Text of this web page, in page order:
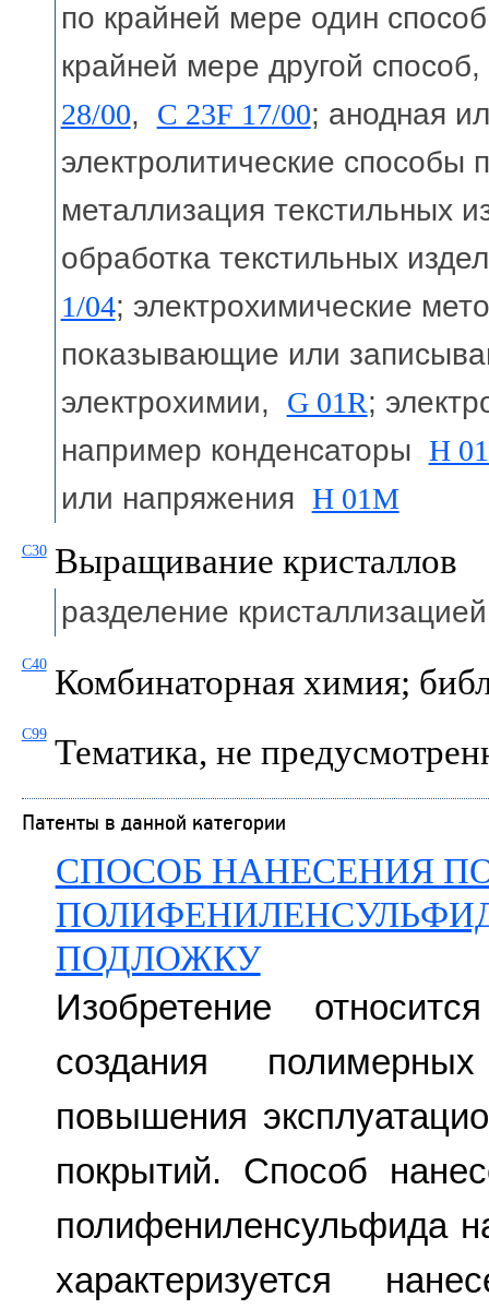
по крайней мере один
крайней мере другой
28/00, C 23F 17/00; анодная
электролитические
металлизация текстильных
обработка текстильных
1/04; электрохимические
показывающие или
электрохимии, G 01R;
например конденсаторы H
или напряжения H 01M
C30 Выращивание кристаллов
разделение
C40 Комбинаторная химия;
C99 Тематика, не
Патенты в данной категории
СПОСОБ НАНЕСЕНИЯ
ПОДЛОЖКУ
Изобретение
создания
повышения
покрытий. Способ
полифениленсульфида
характеризуется